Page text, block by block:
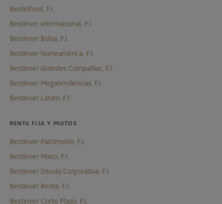
Bestinfond, F.I.
Bestinver Internacional, F.I.
Bestinver Bolsa, F.I.
Bestinver Norteamérica, F.I.
Bestinver Grandes Compañías, F.I.
Bestinver Megatendencias, F.I.
Bestinver Latam, F.I.
RENTA FIJA Y MIXTOS
Bestinver Patrimonio, F.I.
Bestinver Mixto, F.I.
Bestinver Deuda Corporativa, F.I
Bestinver Renta, F.I.
Bestinver Corto Plazo, F.I.